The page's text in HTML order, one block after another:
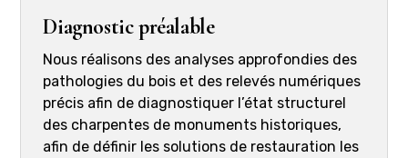
Diagnostic préalable
Nous réalisons des analyses approfondies des
pathologies du bois et des relevés numériques
précis afin de diagnostiquer l’état structurel
des charpentes de monuments historiques,
afin de définir les solutions de restauration les